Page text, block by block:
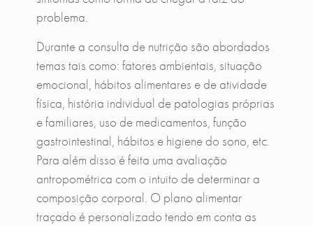
problema.
Durante a consulta de nutrição são abordados
temas tais como: fatores ambientais, situação
emocional, hábitos alimentares e de atividade
física, história individual de patologias próprias
e familiares, uso de medicamentos, função
gastrointestinal, hábitos e higiene do sono, etc.
Para além disso é feita uma avaliação
antropométrica com o intuito de determinar a
composição corporal. O plano alimentar
traçado é personalizado tendo em conta as